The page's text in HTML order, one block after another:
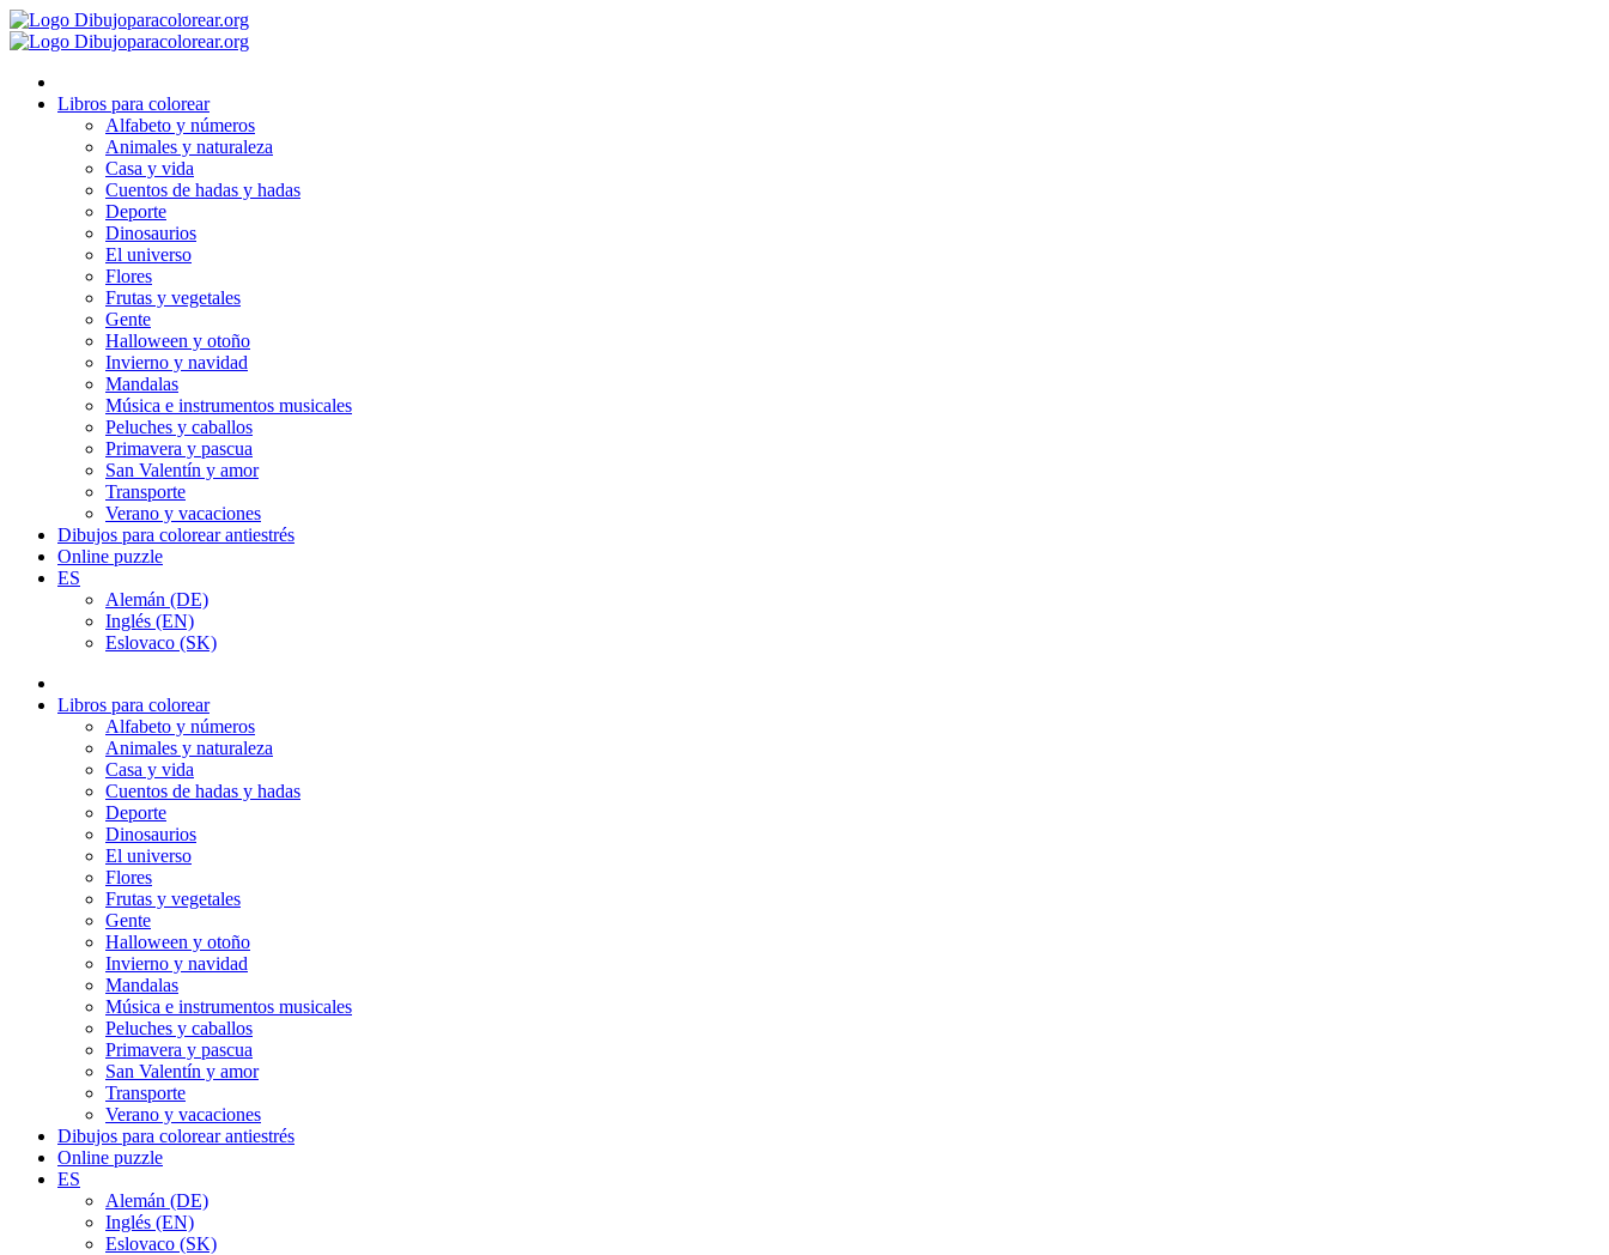
Ir
al
Libros para colorear
Alfabeto y números
Animales y naturaleza
Casa y vida
Cuentos de hadas y hadas
Deporte
Dinosaurios
El universo
Flores
Frutas y vegetales
Gente
Halloween y otoño
Invierno y navidad
Mandalas
Música e instrumentos musicales
Peluches y caballos
Primavera y pascua
San Valentín y amor
Transporte
Verano y vacaciones
Dibujos para colorear antiestrés
Online puzzle
ES
Alemán (DE)
Inglés (EN)
Eslovaco (SK)
Libros para colorear
Alfabeto y números
Animales y naturaleza
Casa y vida
Cuentos de hadas y hadas
Deporte
Dinosaurios
El universo
Flores
Frutas y vegetales
Gente
Halloween y otoño
Invierno y navidad
Mandalas
Música e instrumentos musicales
Peluches y caballos
Primavera y pascua
San Valentín y amor
Transporte
Verano y vacaciones
Dibujos para colorear antiestrés
Online puzzle
ES
Alemán (DE)
Inglés (EN)
Eslovaco (SK)